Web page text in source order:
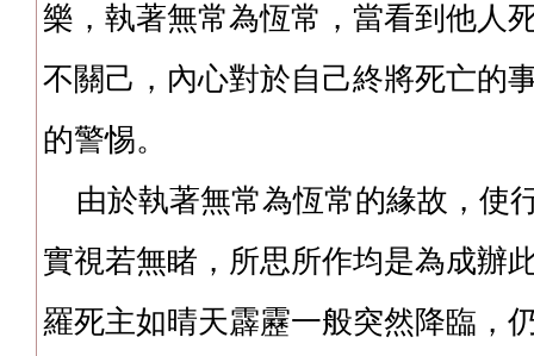
樂，執著無常為恆常，當看到他人
不關己，內心對於自己終將死亡的
的警惕。
由於執著無常為恆常的緣故，使
實視若無睹，所思所作均是為成辦
羅死主如晴天霹靂一般突然降臨，